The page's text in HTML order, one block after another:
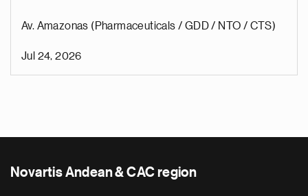
Av. Amazonas (Pharmaceuticals / GDD / NTO / CTS)
Jul 24, 2026
Novartis Andean & CAC region